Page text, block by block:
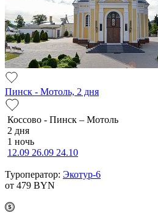
Пинск - Мотоль, 2 дня
Коссово - Пинск – Мотоль
2 дня
1 ночь
12.09 26.09 24.10
Туроператор: Экотур-6
от 479 BYN